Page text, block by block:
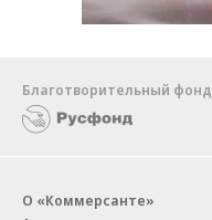
Благотворительный фонд
О «Коммерсанте»